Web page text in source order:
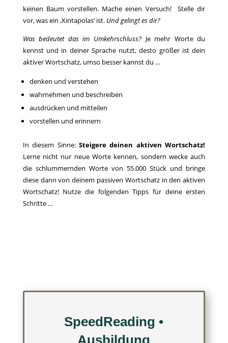
keinen Baum vorstellen. Mache einen Versuch! Stelle dir
vor, was ein ‚Xintapolas‘ ist. Und gelingt es dir?
Was bedeutet das im Umkehrschluss? Je mehr Worte du
kennst und in deiner Sprache nutzt, desto größer ist dein
aktiver Wortschatz, umso besser kannst du …
denken und verstehen
wahrnehmen und beschreiben
ausdrücken und mitteilen
vorstellen und erinnern
In diesem Sinne: Steigere deinen aktiven Wortschatz!
Lerne nicht nur neue Worte kennen, sondern wecke auch
die schlummernden Worte von 55.000 Stück und bringe
diese dann von deinem passiven Wortschatz in den aktiven
Wortschatz! Nutze die folgenden Tipps für deine ersten
Schritte …
SpeedReading •